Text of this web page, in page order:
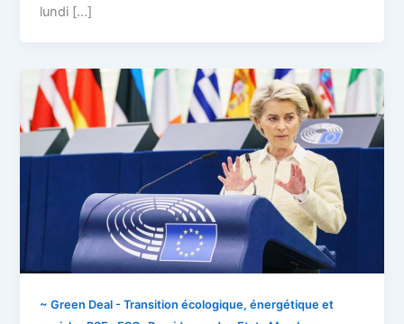
lundi […]
~ Green Deal - Transition écologique, énergétique et